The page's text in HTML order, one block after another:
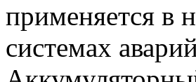
применяется в
системах